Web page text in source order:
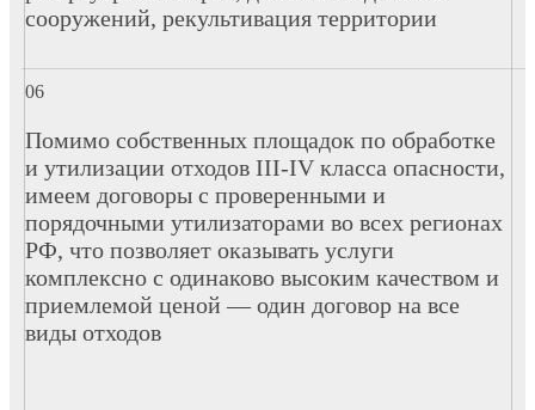
сооружений, рекультивация территории
Помимо собственных площадок по обработке
и утилизации отходов III-IV класса опасности,
имеем договоры с проверенными и
порядочными утилизаторами во всех регионах
РФ, что позволяет оказывать услуги
комплексно с одинаково высоким качеством и
приемлемой ценой — один договор на все
виды отходов